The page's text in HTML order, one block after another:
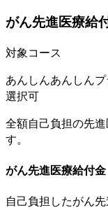
がん先進医療給
対象コース
あんしんあんしん
選択可
全額自己負担の先
す。
がん先進医療給付金
自己負担したがん